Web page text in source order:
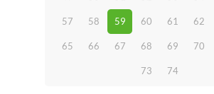
57 58 59 60 61 62
65 66 67 68 69 70
73 74